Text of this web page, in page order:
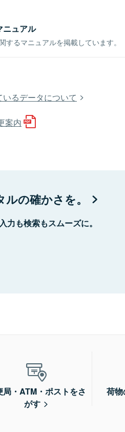
ニュアル
するマニュアルを掲載しています。
るデータについて
案内
の確かさを。
力も検索もスムーズに。
局・ATM・ポストをさ
がす
荷